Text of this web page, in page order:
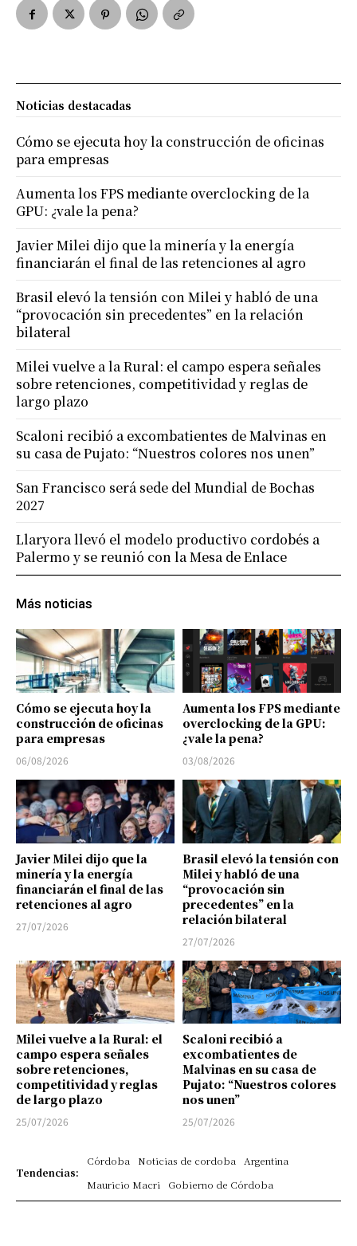
Más noticias
Cómo se ejecuta hoy la
construcción de oficinas
para empresas
06/08/2026
Aumenta los FPS mediante
overclocking de la GPU:
¿vale la pena?
03/08/2026
Javier Milei dijo que la
minería y la energía
financiarán el final de las
retenciones al agro
27/07/2026
Brasil elevó la tensión con
Milei y habló de una
“provocación sin
precedentes” en la
relación bilateral
27/07/2026
Milei vuelve a la Rural: el
campo espera señales
sobre retenciones,
competitividad y reglas
de largo plazo
25/07/2026
Scaloni recibió a
excombatientes de
Malvinas en su casa de
Pujato: “Nuestros colores
nos unen”
25/07/2026
Tendencias:
Córdoba Noticias de cordoba
Argentina
Mauricio Macri
Gobierno de Córdoba
Noticias destacadas
Cómo se ejecuta hoy la construcción de oficinas
para empresas
Aumenta los FPS mediante overclocking de la
GPU: ¿vale la pena?
Javier Milei dijo que la minería y la energía
financiarán el final de las retenciones al agro
Brasil elevó la tensión con Milei y habló de una
“provocación sin precedentes” en la relación
bilateral
Milei vuelve a la Rural: el campo espera señales
sobre retenciones, competitividad y reglas de
largo plazo
Scaloni recibió a excombatientes de Malvinas en
su casa de Pujato: “Nuestros colores nos unen”
San Francisco será sede del Mundial de Bochas
2027
Llaryora llevó el modelo productivo cordobés a
Palermo y se reunió con la Mesa de Enlace